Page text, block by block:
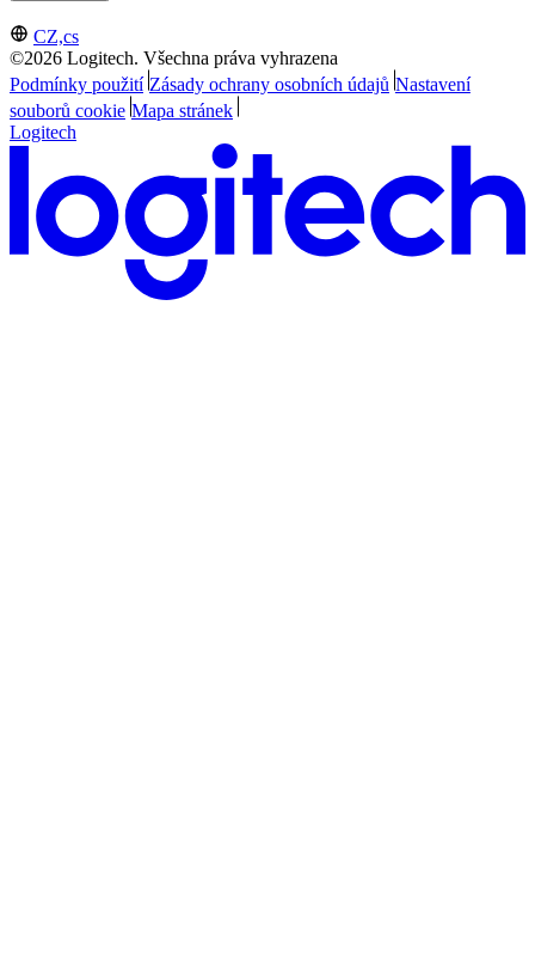
CZ,cs
©2026 Logitech. Všechna práva vyhrazena
Podmínky použití Zásady ochrany osobních údajů Nastavení
souborů cookie Mapa stránek
Logitech